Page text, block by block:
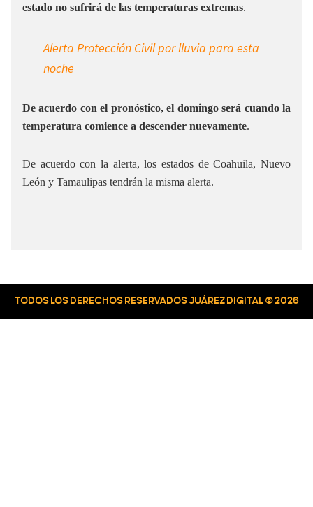
estado no sufrirá de las temperaturas extremas.
Alerta Protección Civil por lluvia para esta
noche
De acuerdo con el pronóstico, el domingo será cuando la
temperatura comience a descender nuevamente.
De acuerdo con la alerta, los estados de Coahuila, Nuevo
León y Tamaulipas tendrán la misma alerta.
TODOS LOS DERECHOS RESERVADOS JUÁREZ DIGITAL © 2026